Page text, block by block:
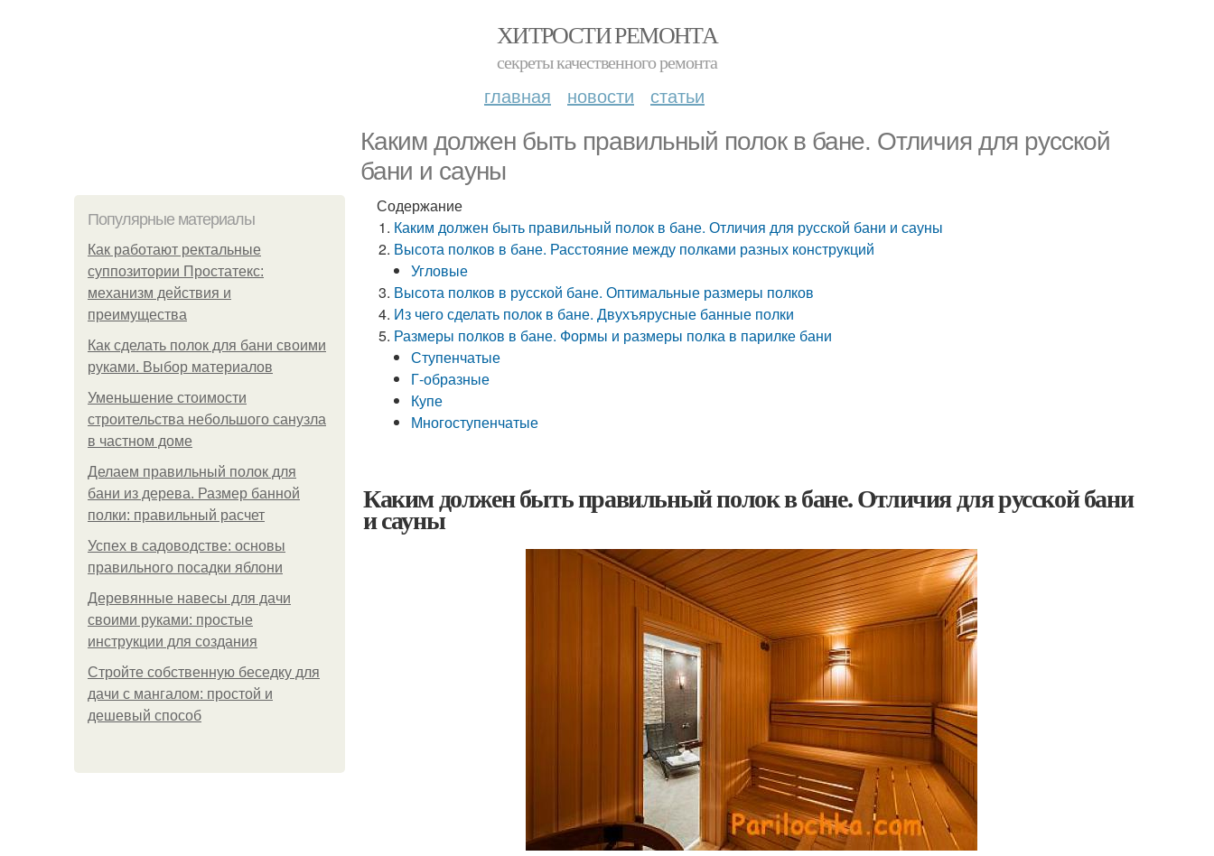
ХИТРОСТИ РЕМОНТА
секреты качественного ремонта
главная новости статьи
Каким должен быть правильный полок в бане. Отличия для русской
бани и сауны
Популярные материалы
Как работают ректальные
суппозитории Простатекс:
механизм действия и
преимущества
Как сделать полок для бани своими
руками. Выбор материалов
Уменьшение стоимости
строительства небольшого санузла
в частном доме
Делаем правильный полок для
бани из дерева. Размер банной
полки: правильный расчет
Успех в садоводстве: основы
правильного посадки яблони
Деревянные навесы для дачи
своими руками: простые
инструкции для создания
Стройте собственную беседку для
дачи с мангалом: простой и
дешевый способ
Содержание
Каким должен быть правильный полок в бане. Отличия для русской бани и сауны
Высота полков в бане. Расстояние между полками разных конструкций
Угловые
Высота полков в русской бане. Оптимальные размеры полков
Из чего сделать полок в бане. Двухъярусные банные полки
Размеры полков в бане. Формы и размеры полка в парилке бани
Ступенчатые
Г-образные
Купе
Многоступенчатые
Каким должен быть правильный полок в бане. Отличия для русской бани
и сауны